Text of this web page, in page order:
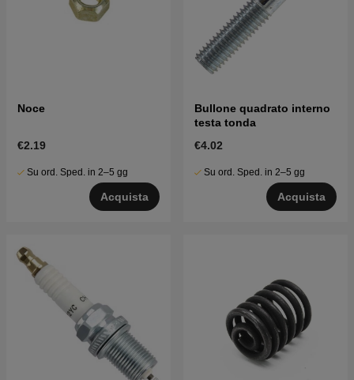
Noce
€2.19
Su ord. Sped. in 2–5 gg
Acquista
Bullone quadrato interno
testa tonda
€4.02
Su ord. Sped. in 2–5 gg
Acquista